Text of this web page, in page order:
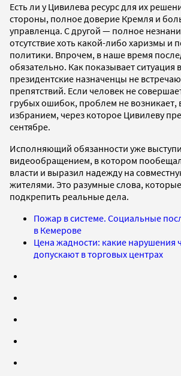
Есть ли у Цивилева ресурс для их
стороны, полное доверие Кремля и
управленца. С другой — полное
отсутствие хоть какой-либо харизмы и
политики. Впрочем, в наше время
обязательно. Как показывает ситуация
президентские назначенцы не
препятствий. Если человек не
грубых ошибок, проблем не возникает,
избранием, через которое Цивилеву
сентябре.
Исполняющий обязанности уже
видеообращением, в котором
власти и выразил надежду на
жителями. Это разумные слова,
подкрепить реальные дела.
Пожар в системе. Социальные
в Кемерове
Цена жадности: какие нарушения
допускают в торговых центрах